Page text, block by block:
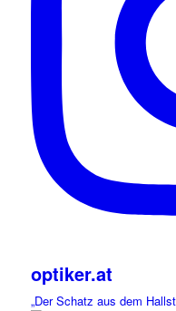
optiker.at
„Der Schatz aus dem